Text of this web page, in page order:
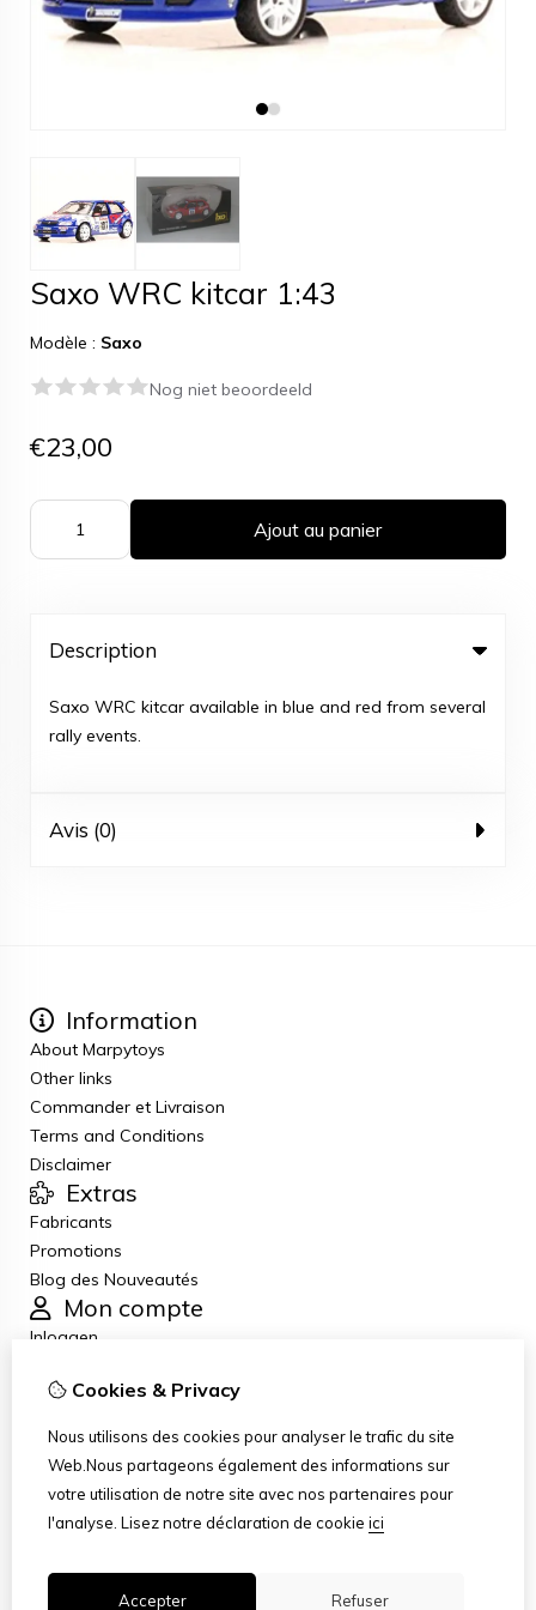
Saxo WRC kitcar 1:43
Modèle : Saxo
Nog niet beoordeeld
€23,00
Ajout au panier
Description
Saxo WRC kitcar available in blue and red from several
rally events.
Avis (0)
Information
About Marpytoys
Other links
Commander et Livraison
Terms and Conditions
Disclaimer
Extras
Fabricants
Promotions
Blog des Nouveautés
Mon compte
Inloggen
Liste de souhaits
Service client
Nous contacter
Plan du site
Cookies & Privacy
Nous utilisons des cookies pour analyser le trafic du site
Web.Nous partageons également des informations sur
votre utilisation de notre site avec nos partenaires pour
l'analyse. Lisez notre déclaration de cookie ici
Accepter Refuser